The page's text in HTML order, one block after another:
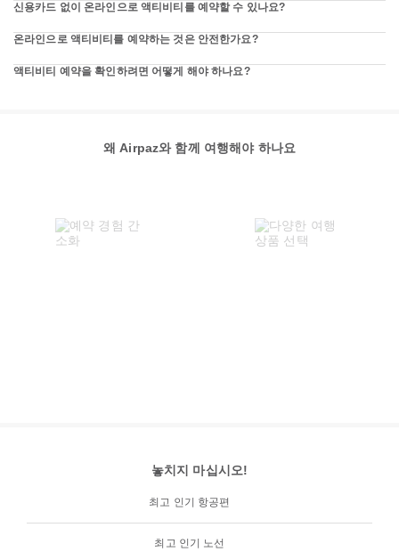
신용카드 없이 온라인으로 액티비티를 예약할 수 있나요?
온라인으로 액티비티를 예약하는 것은 안전한가요?
액티비티 예약을 확인하려면 어떻게 해야 하나요?
왜 Airpaz와 함께 여행해야 하나요
놓치지 마십시오!
최고 인기 항공편
최고 인기 노선